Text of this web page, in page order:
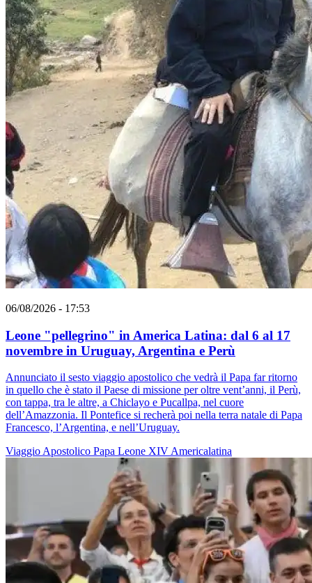
06/08/2026 - 17:53
Leone "pellegrino" in America Latina: dal 6 al 17
novembre in Uruguay, Argentina e Perù
Annunciato il sesto viaggio apostolico che vedrà il Papa far ritorno
in quello che è stato il Paese di missione per oltre vent’anni, il Perù,
con tappa, tra le altre, a Chiclayo e Pucallpa, nel cuore
dell’Amazzonia. Il Pontefice si recherà poi nella terra natale di Papa
Francesco, l’Argentina, e nell’Uruguay.
Viaggio Apostolico Papa Leone XIV Americalatina